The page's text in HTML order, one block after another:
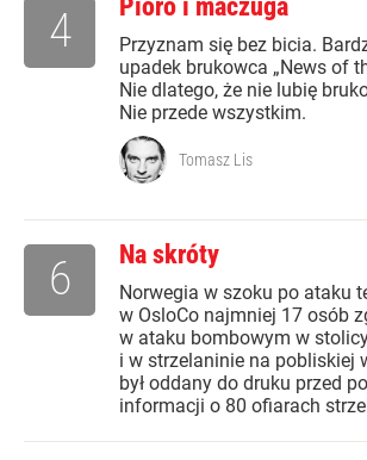
Pióro i maczuga
Przyznam się bez bicia.
upadek brukowca „News of
Nie dlatego, że nie lubię
Nie przede wszystkim.
4
Tomasz Lis
Na skróty
Norwegia w szoku po ataku
w OsloCo najmniej 17 osób
w ataku bombowym w
i w strzelaninie na pobliskiej
był oddany do druku przed
informacji o 80 ofiarach
6